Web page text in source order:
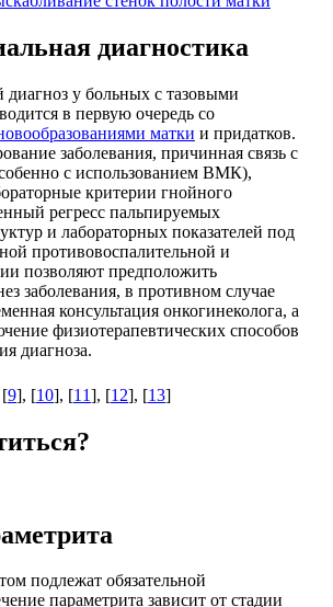
диагностика
у больных с тазовыми
в первую очередь со
матки и придатков.
заболевания, причинная связь с
с использованием ВМК),
критерии гнойного
регресс пальпируемых
и лабораторных показателей под
противовоспалительной и
позволяют предположить
заболевания, в противном случае
консультация онкогинеколога, а
физиотерапевтических способов
диагноза.
9], [10], [11], [12], [13]
подлежат обязательной
параметрита зависит от стадии